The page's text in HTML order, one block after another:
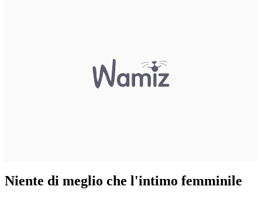
Niente di meglio che l'intimo femminile